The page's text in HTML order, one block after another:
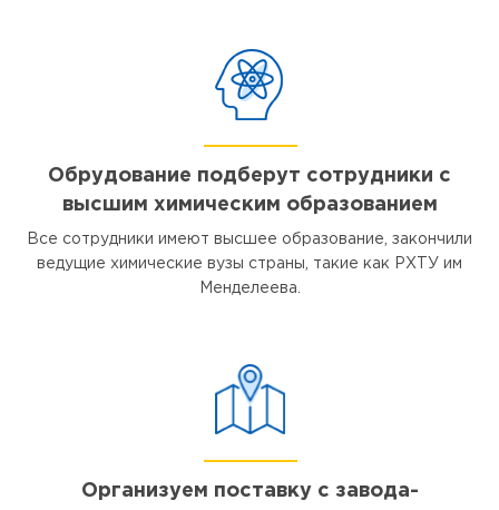
Обрудование подберут сотрудники с
высшим химическим образованием
Все сотрудники имеют высшее образование, закончили
ведущие химические вузы страны, такие как РХТУ им
Менделеева.
Организуем поставку с завода-